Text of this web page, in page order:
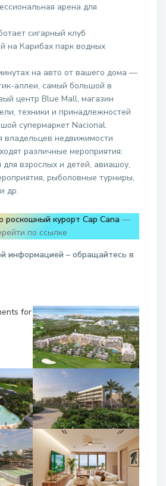
арена для
сигарный клуб
на Карибах парк водных
на авто от вашего дома —
аллеи, самый большой в
центр Blue Mall, магазин
техники и принадлежностей
супермаркет Nacional.
владельцев недвижимости
различные мероприятия:
взрослых и детей, авиашоу,
рыболовные турниры,
др.
роскошный курорт Cap Cana —
по ссылке
информацией – обращайтесь в